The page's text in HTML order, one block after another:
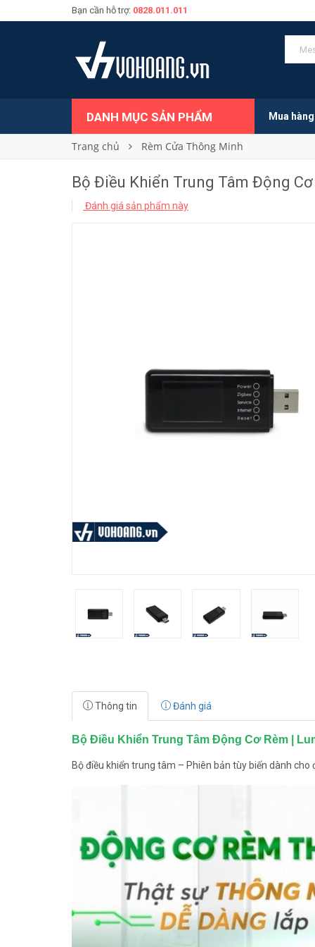
Bạn cần hỗ trợ: 0828.011.011
DANH MỤC SẢN PHẨM Mua
Trang chủ Rèm Cửa Thông Minh
Bộ Điều Khiển Trung Tâm Động
Đánh giá sản phẩm này
Bộ Điều Khiển Trung Tâm Động Cơ Rèm |
Thông tin Đánh giá
Bộ Điều Khiển Trung Tâm Động Cơ Rèm |
Bộ điều khiển trung tâm – Phiên bản tùy biến dành